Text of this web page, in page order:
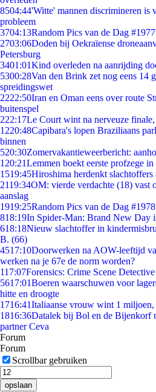
8504:44'Witte' mannen discrimineren is
probleem
3704:13Random Pics van de Dag #1977
2703:06Doden bij Oekraïense
Petersburg
3401:01Kind overleden na aanrijding
5300:28Van den Brink zet nog eens 14
spreidingswet
2222:50Iran en Oman eens over route
buitenspel
222:17Le Court wint na nerveuze finale,
1220:48Capibara's lopen Braziliaans
binnen
520:30Zomervakantieweerbericht:
1 20:21Lemmen boekt eerste profzege
1519:45Hiroshima herdenkt
2119:34OM: vierde verdachte (18) vast
aanslag
1919:25Random Pics van de Dag #1978
818:19In Spider-Man: Brand New Day
618:18Nieuw slachtoffer in
B. (66)
4517:10Doorwerken na AOW-leeftijd
werken na je 67e de norm worden?
117:07Forensics: Crime Scene Detective
5617:01Boeren waarschuwen voor
hitte en droogte
1716:41Italiaanse vrouw wint 1
1816:36Datalek bij Bol en de Bijenkorf
partner Ceva
Forum
Forum
Scrollbar gebruiken
opslaan